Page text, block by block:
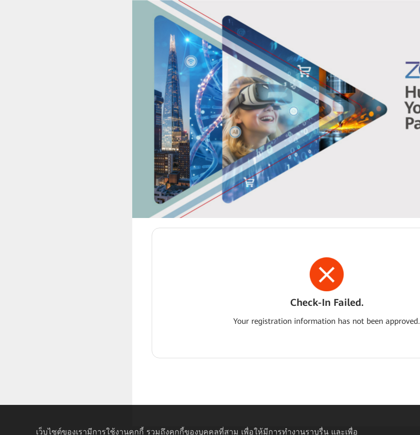
Check-In Failed.
Your registration information has not been approved.
เว็บไซต์ของเรามีการใช้งานคุกกี้ รวมถึงคุกกี้ของบุคคลที่สาม เพื่อให้มีการทำงานราบรื่น และเพื่อ